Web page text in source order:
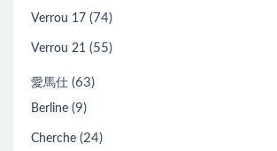
Verrou 17 (74)
Verrou 21 (55)
愛馬仕 (63)
Berline (9)
Cherche (24)